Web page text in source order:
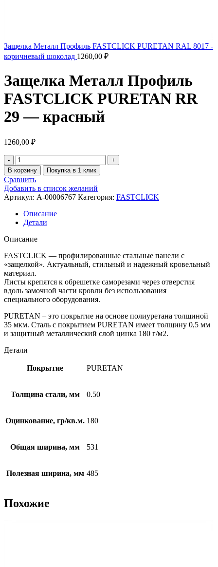
Защелка Металл Профиль FASTCLICK PURETAN RAL 8017 -
коричневый шоколад 1260,00 ₽
Защелка Металл Профиль
FASTCLICK PURETAN RR
29 — красный
1260,00 ₽
В корзину Покупка в 1 клик
Сравнить
Добавить в список желаний
Артикул: A-00006767 Категория: FASTCLICK
Описание
Детали
Описание
FASTCLICK — профилированные стальные панели с
«защелкой». Актуальный, стильный и надежный кровельный
материал.
Листы крепятся к обрешетке саморезами через отверстия
вдоль замочной части кровли без использования
специального оборудования.
PURETAN – это покрытие на основе полиуретана толщиной
35 мкм. Сталь с покрытием PURETAN имеет толщину 0,5 мм
и защитный металлический слой цинка 180 г/м2.
Детали
Покрытие PURETAN
Толщина стали, мм 0.50
Оцинкование, гр/кв.м. 180
Общая ширина, мм 531
Полезная ширина, мм 485
Похожие